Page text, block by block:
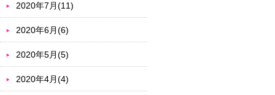
2020年7月(11)
2020年6月(6)
2020年5月(5)
2020年4月(4)